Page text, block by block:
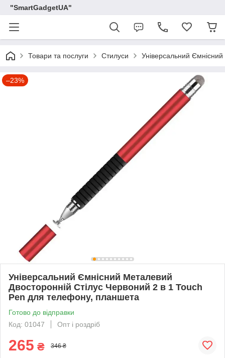
"SmartGadgetUA"
Товари та послуги Стилуси Універсальний
–23%
Універсальний Ємнісний Металевий
Двосторонній Стілус Червоний 2 в 1 Touch
Pen для телефону, планшета
Готово до відправки
Код: 01047
Опт і роздріб
265 ₴ 346 ₴